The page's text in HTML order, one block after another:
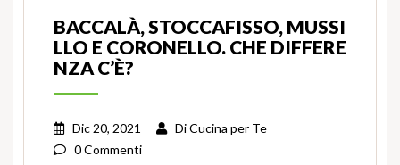
BACCALÀ, STOCCAFISSO, MUSSI
LLO E CORONELLO. CHE DIFFERE
NZA C’È?
Dic 20, 2021 DiCucina per Te
0 Commenti